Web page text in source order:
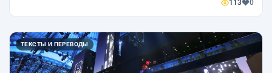
113 0
ТЕКСТЫ И ПЕРЕВОДЫ